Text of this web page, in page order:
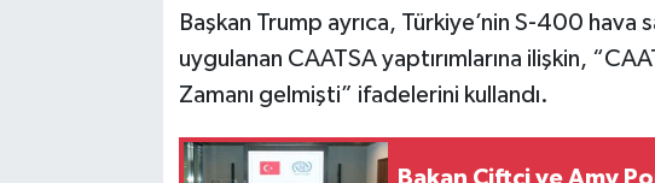
Başkan Trump ayrıca, Türkiye’nin S-400 hava
uygulanan CAATSA yaptırımlarına ilişkin,
Zamanı gelmişti” ifadelerini kullandı.